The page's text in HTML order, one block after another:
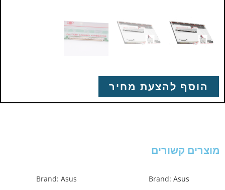
הוסף להצעת מחיר
מוצרים קשורים
Brand: Asus
Brand: Asus